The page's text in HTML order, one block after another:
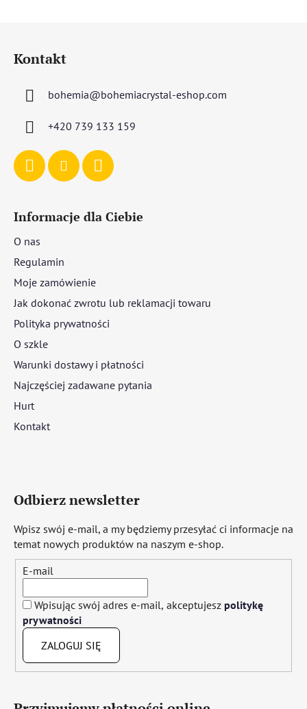
Kontakt
bohemia@bohemiacrystal-eshop.com
+420 739 133 159
Informacje dla Ciebie
O nas
Regulamin
Moje zamówienie
Jak dokonać zwrotu lub reklamacji towaru
Polityka prywatności
O szkle
Warunki dostawy i płatności
Najczęściej zadawane pytania
Hurt
Kontakt
Odbierz newsletter
Wpisz swój e-mail, a my będziemy przesyłać ci informacje na
temat nowych produktów na naszym e-shop.
E-mail
Wpisując swój adres e-mail, akceptujesz politykę
prywatności
ZALOGUJ SIĘ